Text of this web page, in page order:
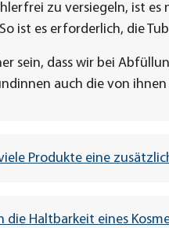
PRODUKTEN
zu versiegeln, ist
ist es erforderlich, die
sein, dass wir bei
auch die von
Produkte eine
die Haltbarkeit eines